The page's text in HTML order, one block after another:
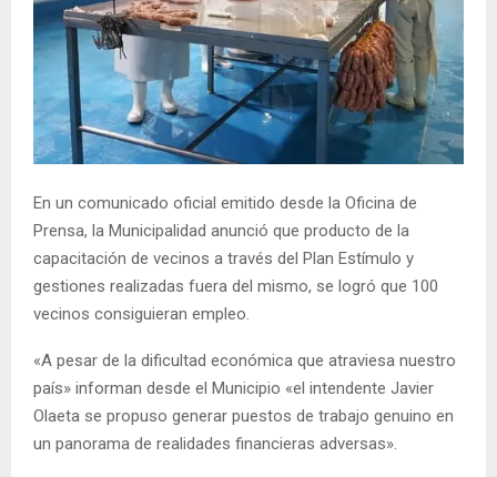
En un comunicado oficial emitido desde la Oficina de
Prensa, la Municipalidad anunció que producto de la
capacitación de vecinos a través del Plan Estímulo y
gestiones realizadas fuera del mismo, se logró que 100
vecinos consiguieran empleo.
«A pesar de la dificultad económica que atraviesa nuestro
país» informan desde el Municipio «el intendente Javier
Olaeta se propuso generar puestos de trabajo genuino en
un panorama de realidades financieras adversas».